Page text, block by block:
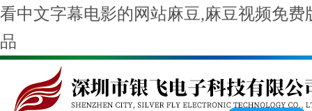
看中文字幕电影的网站麻豆,麻豆视频免
品